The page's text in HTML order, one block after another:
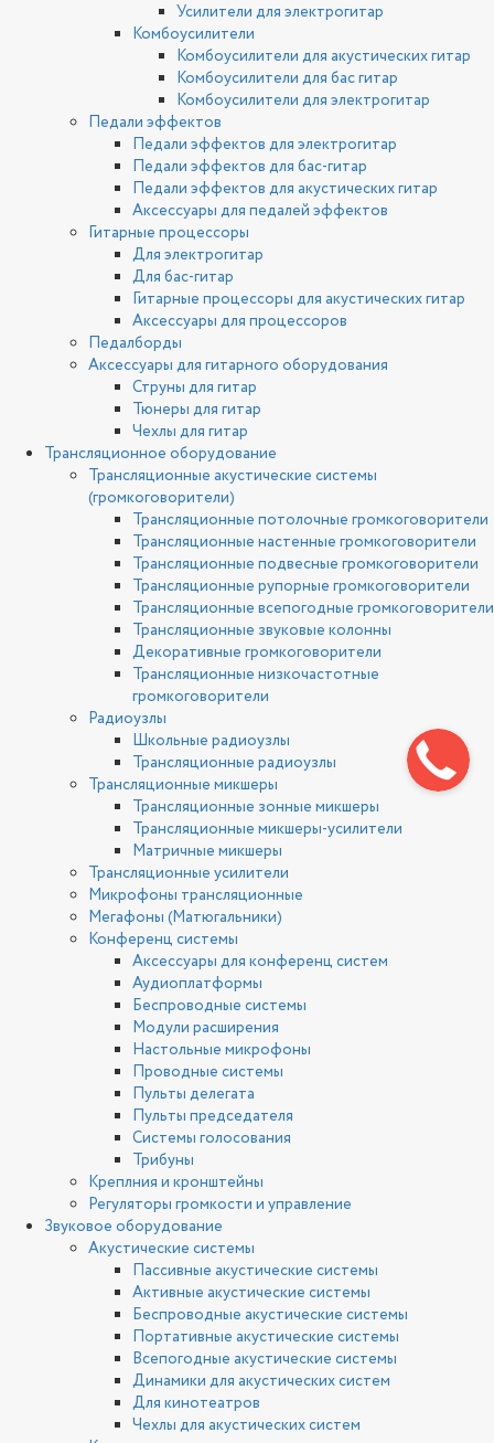
Усилители для электрогитар
Комбоусилители
Комбоусилители для акустических гитар
Комбоусилители для бас гитар
Комбоусилители для электрогитар
Педали эффектов
Педали эффектов для электрогитар
Педали эффектов для бас-гитар
Педали эффектов для акустических гитар
Аксессуары для педалей эффектов
Гитарные процессоры
Для электрогитар
Для бас-гитар
Гитарные процессоры для акустических гитар
Аксессуары для процессоров
Педалборды
Аксессуары для гитарного оборудования
Струны для гитар
Тюнеры для гитар
Чехлы для гитар
Трансляционное оборудование
Трансляционные акустические системы
(громкоговорители)
Трансляционные потолочные громкоговорители
Трансляционные настенные громкоговорители
Трансляционные подвесные громкоговорители
Трансляционные рупорные громкоговорители
Трансляционные всепогодные громкоговорители
Трансляционные звуковые колонны
Декоративные громкоговорители
Трансляционные низкочастотные
громкоговорители
Радиоузлы
Школьные радиоузлы
Трансляционные радиоузлы
Трансляционные микшеры
Трансляционные зонные микшеры
Трансляционные микшеры-усилители
Матричные микшеры
Трансляционные усилители
Микрофоны трансляционные
Мегафоны (Матюгальники)
Конференц системы
Аксессуары для конференц систем
Аудиоплатформы
Беспроводные системы
Модули расширения
Настольные микрофоны
Проводные системы
Пульты делегата
Пульты председателя
Системы голосования
Трибуны
Креплния и кронштейны
Регуляторы громкости и управление
Звуковое оборудование
Акустические системы
Пассивные акустические системы
Активные акустические системы
Беспроводные акустические системы
Портативные акустические системы
Всепогодные акустические системы
Динамики для акустических систем
Для кинотеатров
Чехлы для акустических систем